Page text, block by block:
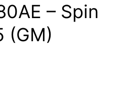
– Spin
(GM)